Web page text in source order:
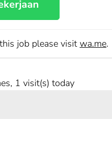
job please visit wa.me.
1 visit(s) today